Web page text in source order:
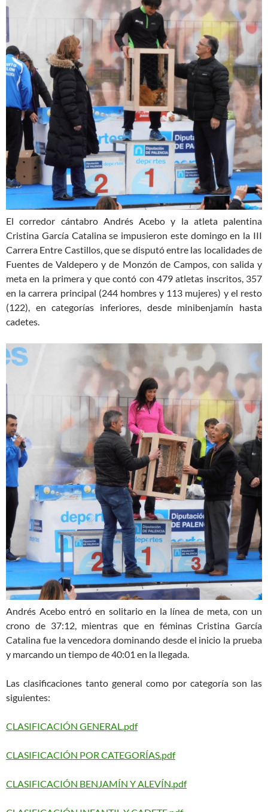
El corredor cántabro Andrés Acebo y la atleta palentina
Cristina García Catalina se impusieron este domingo en la III
Carrera Entre Castillos, que se disputó entre las localidades de
Fuentes de Valdepero y de Monzón de Campos, con salida y
meta en la primera y que contó con 479 atletas inscritos, 357
en la carrera principal (244 hombres y 113 mujeres) y el resto
(122), en categorías inferiores, desde minibenjamín hasta
cadetes.
Andrés Acebo entró en solitario en la línea de meta, con un
crono de 37:12, mientras que en féminas Cristina García
Catalina fue la vencedora dominando desde el inicio la prueba
y marcando un tiempo de 40:01 en la llegada.
Las clasificaciones tanto general como por categoría son las
siguientes:
CLASIFICACIÓN GENERAL.pdf
CLASIFICACIÓN POR CATEGORÍAS.pdf
CLASIFICACIÓN BENJAMÍN Y ALEVÍN.pdf